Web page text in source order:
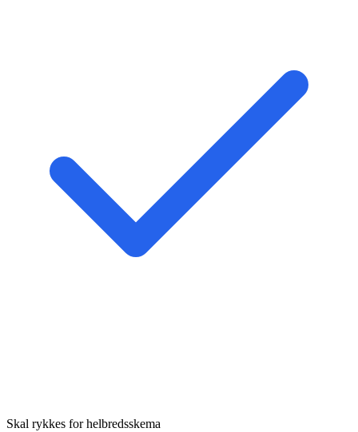
Skal rykkes for helbredsskema